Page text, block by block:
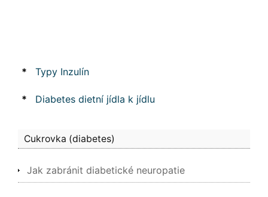
* Typy Inzulín
* Diabetes dietní jídla k jídlu
Cukrovka (diabetes)
Jak zabránit diabetické neuropatie